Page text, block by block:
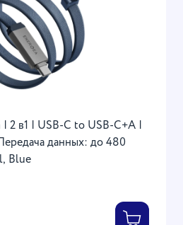
| 2 в1 | USB-C to USB-C+А |
данных: до 480
Blue